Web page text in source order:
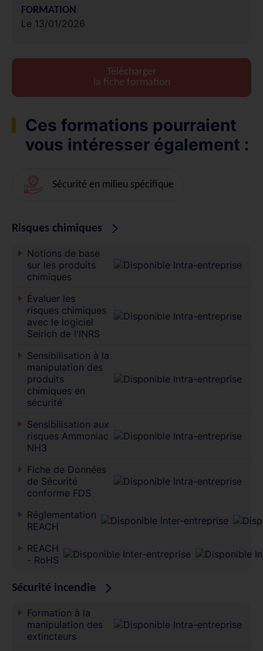
FORMATION
Le 13/01/2026
Télécharger
la fiche formation
Ces formations pourraient
vous intéresser également :
Sécurité en milieu spécifique
Risques chimiques
Notions de base
sur les produits
chimiques
Évaluer les
risques chimiques
avec le logiciel
Seirich de l'INRS
Sensibilisation à la
manipulation des
produits
chimiques en
sécurité
Sensibilisation aux
risques Ammoniac
NH3
Fiche de Données
de Sécurité
conforme FDS
Réglementation
REACH
REACH
- RoHS
Sécurité incendie
Formation à la
manipulation des
extincteurs